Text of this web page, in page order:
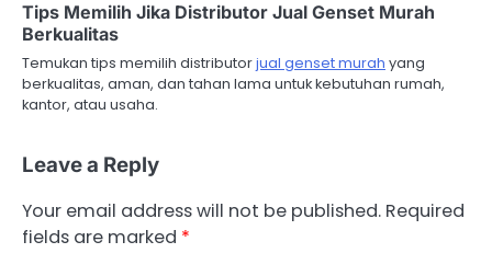
Tips Memilih Jika Distributor Jual Genset Murah
Berkualitas
Temukan tips memilih distributorjual genset murah yang
berkualitas, aman, dan tahan lama untuk kebutuhan rumah,
kantor, atau usaha.
Leave a Reply
Your email address will not be published. Required
fields are marked *